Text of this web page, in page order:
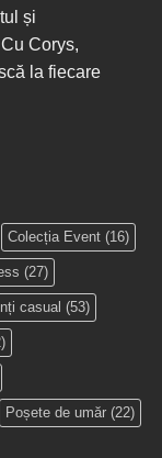
și
Corys,
la fiecare
Colecția Event (16)
(27)
casual (53)
Poșete de umăr (22)